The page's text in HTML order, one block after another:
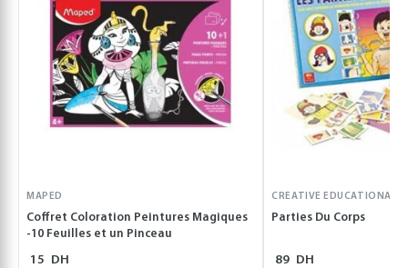
MAPED
Coffret Coloration Peintures Magiques
-10 Feuilles et un Pinceau
15 DH
CREATIVE EDUCATIONAL
Parties Du Corps
89 DH